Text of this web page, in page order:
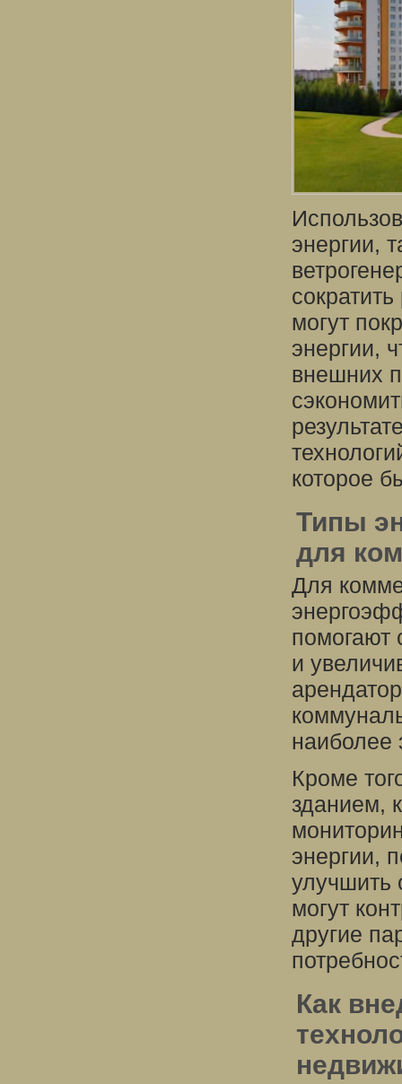
энергии,
могут
энергии,
внешних
которое
Типы
для
Для
помогают
и
наиболее
Кроме
зданием,
энергии,
улучшить
могут
другие
Как